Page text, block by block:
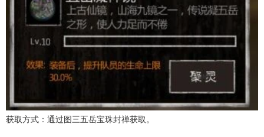
获取方式：通过图三五岳宝珠封禅获取。